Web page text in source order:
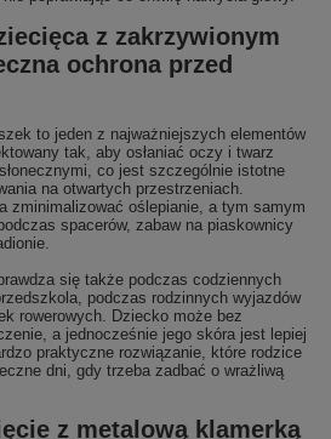
z zakrzywionym
ochrona przed
to jeden z najważniejszych elementów
tak, aby osłaniać oczy i twarz
co jest szczególnie istotne
na otwartych przestrzeniach.
zminimalizować oślepianie, a tym samym
spacerów, zabaw na piaskownicy
się także podczas codziennych
podczas rodzinnych wyjazdów
rowerowych. Dziecko może bez
a jednocześnie jego skóra jest lepiej
praktyczne rozwiązanie, które rodzice
dni, gdy trzeba zadbać o wrażliwą
z metalową klamerką